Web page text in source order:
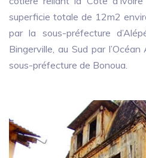
superficie totale de 12m2
par la sous-préfecture
Bingerville, au Sud par
sous-préfecture de Bonoua.